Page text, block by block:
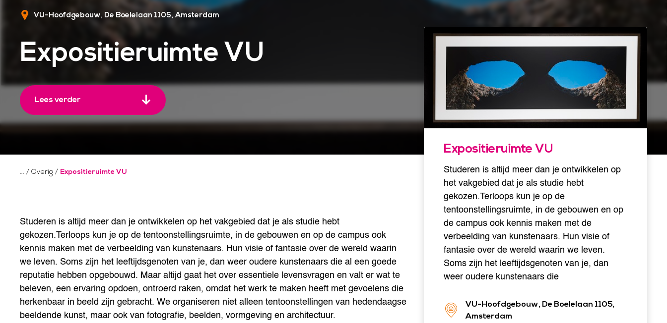
VU-Hoofdgebouw, De Boelelaan 1105 Amsterdam
Expositieruimte VU
Lees verder
/ Overig / Expositieruimte VU
Studeren is altijd meer dan je ontwikkelen op het vakgebied dat je als studie hebt
gekozen.Terloops kun je op de tentoonstellingsruimte, in de gebouwen en op de campus ook
kennis maken met de verbeelding van kunstenaars. Hun visie of fantasie over de wereld waarin
we leven. Soms zijn het leeftijdsgenoten van je, dan weer oudere kunstenaars die al een goede
reputatie hebben opgebouwd. Maar altijd gaat het over essentiele levensvragen en valt er wat te
beleven, een ervaring opdoen, ontroerd raken, omdat het werk te maken heeft met gevoelens die
herkenbaar in beeld zijn gebracht. We organiseren niet alleen tentoonstellingen van hedendaagse
beeldende kunst, maar ook van fotografie, beelden, vormgeving en architectuur.
Expositieruimte VU
Studeren is altijd meer dan je ontwikkelen op
het vakgebied dat je als studie hebt
gekozen.Terloops kun je op de
tentoonstellingsruimte, in de gebouwen en op
de campus ook kennis maken met de
verbeelding van kunstenaars. Hun visie of
fantasie over de wereld waarin we leven.
Soms zijn het leeftijdsgenoten van je, dan
weer oudere kunstenaars die
VU-Hoofdgebouw, De Boelelaan 1105,
Amsterdam